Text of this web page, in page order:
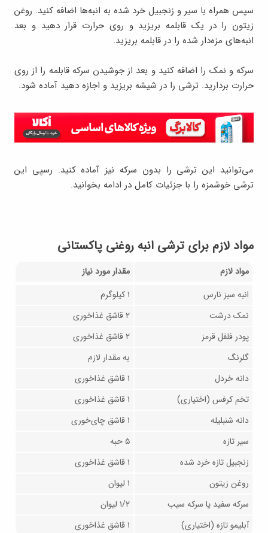
سپس همراه با سیر و زنجبیل خرد شده به انبه‌ها اضافه کنید. روغن
زیتون را در یک قابلمه بریزید و روی حرارت قرار دهید و بعد
انبه‌های مزه‌دار شده را در قابلمه بریزید.
سرکه و نمک را اضافه کنید و بعد از جوشیدن سرکه قابلمه را از روی
حرارت بردارید. ترشی را در شیشه بریزید و اجازه دهید آماده شود.
می‌توانید این ترشی را بدون سرکه نیز آماده کنید. رسپی این
ترشی خوشمزه را با جزئیات کامل در ادامه بخوانید.
مواد لازم برای ترشی انبه روغنی پاکستانی
مواد لازم
مقدار مورد نیاز
انبه سبز نارس
۱ کیلوگرم
نمک درشت
۲ قاشق غذاخوری
پودر فلفل قرمز
۲ قاشق غذاخوری
گلرنگ
به مقدار لازم
دانه خردل
۱ قاشق غذاخوری
تخم کرفس (اختیاری)
۱ قاشق غذاخوری
دانه شنبلیله
۱ قاشق چای‌خوری
سیر تازه
۵ حبه
زنجبیل تازه خرد شده
۱ قاشق غذاخوری
روغن زیتون
۱ لیوان
سرکه سفید یا سرکه سیب
۱/۲ لیوان
آبلیمو تازه (اختیاری)
۱ قاشق غذاخوری